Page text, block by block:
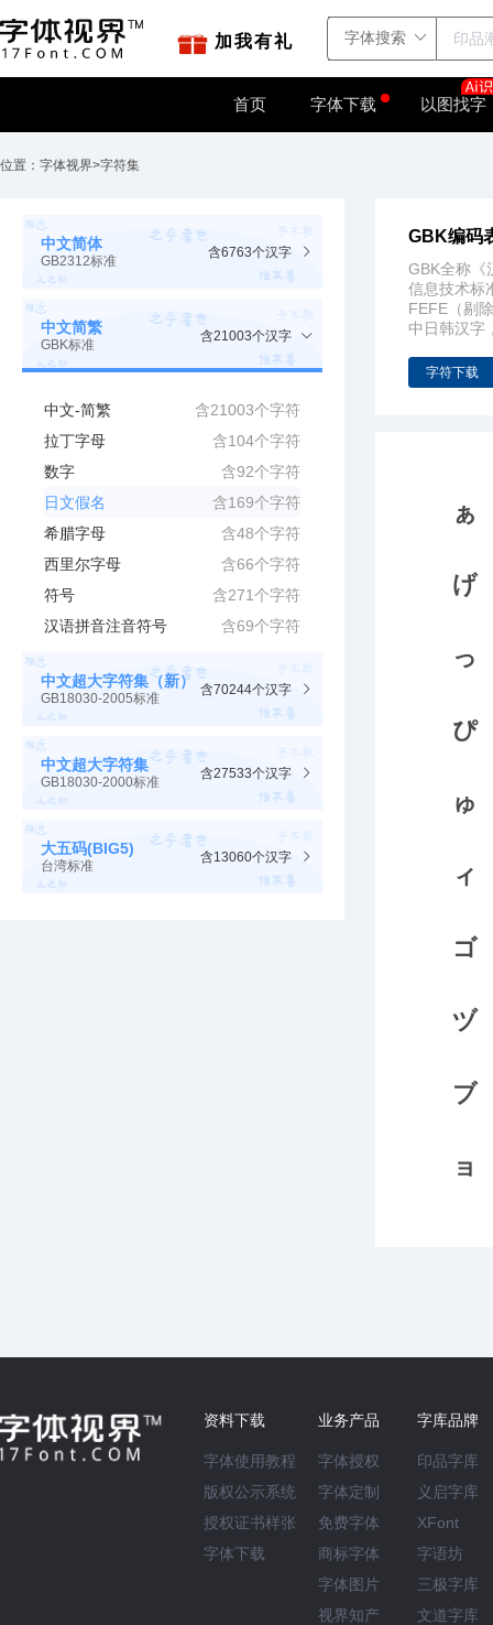
加我有礼
首页 字体下载 以图找字
位置： 字体视界>字符集
中文简体
GB2312标准
含6763个汉字
中文简繁
GBK标准
含21003个汉字
中文-简繁
含21003个字符
拉丁字母
含104个字符
数字
含92个字符
日文假名
含169个字符
希腊字母
含48个字符
西里尔字母
含66个字符
符号
含271个字符
汉语拼音注音符号
含69个字符
中文超大字符集（新）
GB18030-2005标准
含70244个汉字
中文超大字符集
GB18030-2000标准
含27533个汉字
大五码(BIG5)
台湾标准
含13060个汉字
GBK编码
GBK全称《
信息技术标
FEFE（剔
中日韩汉字
字符下载
资料下载
字体使用教程
版权公示系统
授权证书样张
字体下载
业务产品
字体授权
字体定制
免费字体
商标字体
字体图片
视界知产
字库品牌
印品字库
义启字库
XFont
字语坊
三极字库
文道字库